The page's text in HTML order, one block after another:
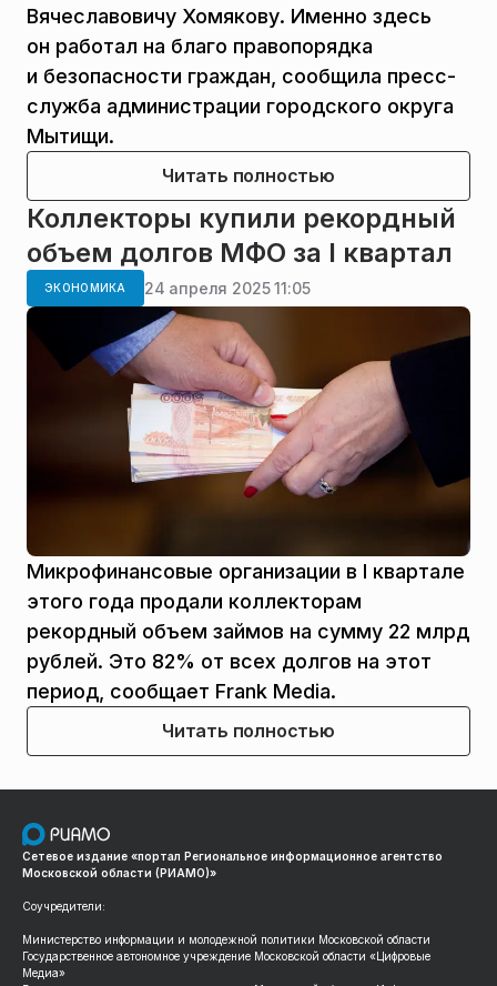
Вячеславовичу Хомякову. Именно здесь
он работал на благо правопорядка
и безопасности граждан, сообщила пресс-
служба администрации городского округа
Мытищи.
Читать полностью
Коллекторы купили рекордный
объем долгов МФО за I квартал
ЭКОНОМИКА 24 апреля 2025 11:05
Микрофинансовые организации в I квартале
этого года продали коллекторам
рекордный объем займов на сумму 22 млрд
рублей. Это 82% от всех долгов на этот
период, сообщает Frank Media.
Читать полностью
Сетевое издание «портал Региональное информационное агентство
Московской области (РИАМО)»
Соучредители:
Министерство информации и молодежной политики Московской области
Государственное автономное учреждение Московской области «Цифровые
Медиа»